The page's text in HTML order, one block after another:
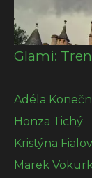
Glami:
Adéla
Honza Tichý
Kristýna
Marek